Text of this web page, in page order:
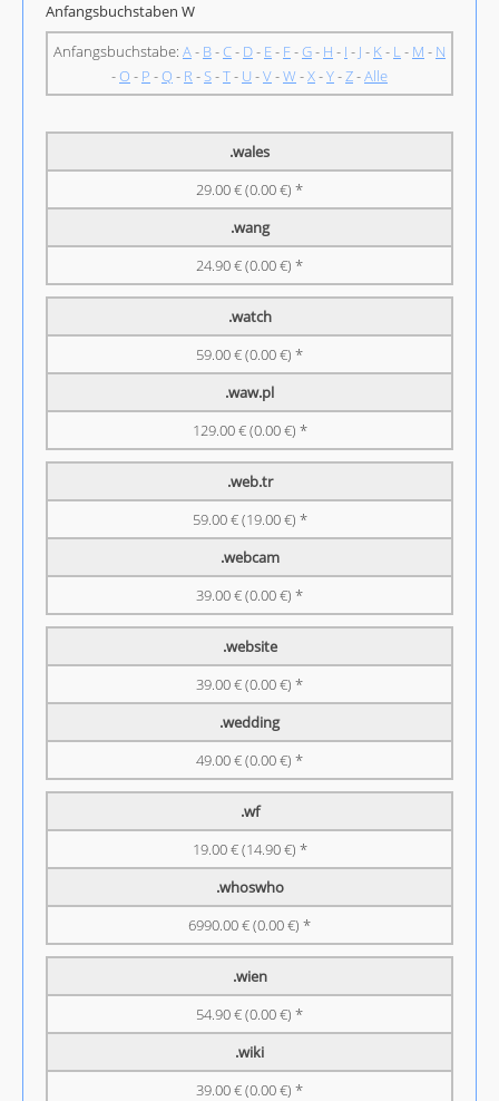
Anfangsbuchstaben W
Anfangsbuchstabe: A- B-C- D- E- F-G- H - I - J - K- L- M - N
-O - P -Q - R-S-T- U -V-W -X-Y-Z-Alle
.wales
29.00 € (0.00 €) *
.wang
24.90 € (0.00 €) *
.watch
59.00 € (0.00 €) *
.waw.pl
129.00 € (0.00 €) *
.web.tr
59.00 € (19.00 €) *
.webcam
39.00 € (0.00 €) *
.website
39.00 € (0.00 €) *
.wedding
49.00 € (0.00 €) *
.wf
19.00 € (14.90 €) *
.whoswho
6990.00 € (0.00 €) *
.wien
54.90 € (0.00 €) *
.wiki
39.00 € (0.00 €) *